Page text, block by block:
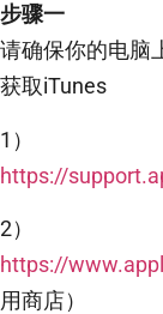
步骤一
请确保你的电脑
获取iTunes
1）
https://
2）
https://
用商店）